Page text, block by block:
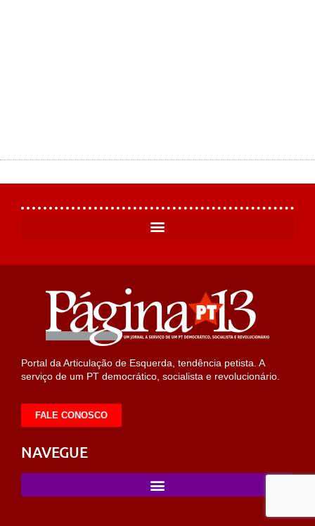
Portal da Articulação de Esquerda, tendência petista. A
serviço de um PT democrático, socialista e revolucionário.
FALE CONOSCO
NAVEGUE